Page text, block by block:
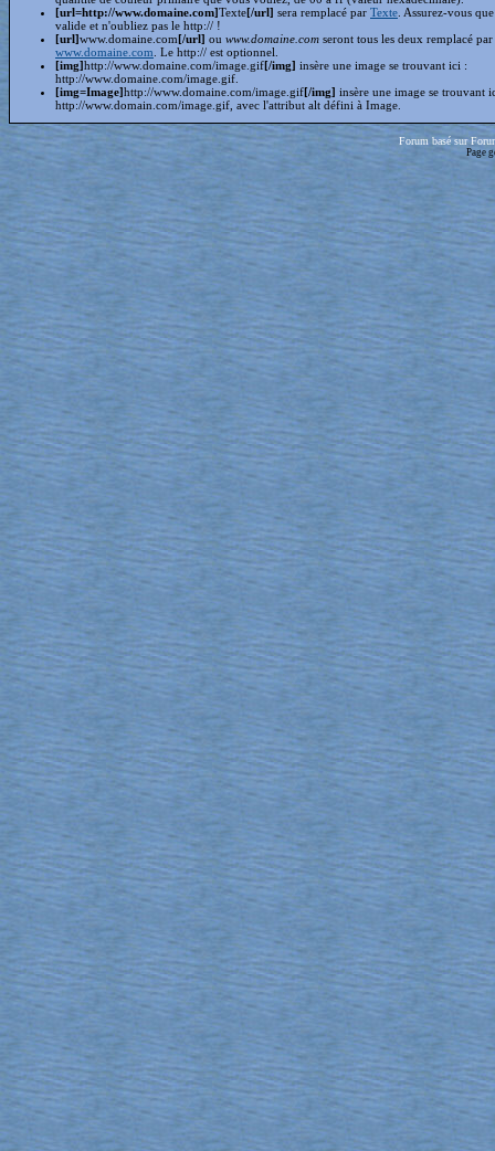
[url=http://www.domaine.com]Texte[/url] sera remplacé par Texte . Assurez-vous
valide et n'oubliez pas le http:// !
[url]www.domaine.com[/url] ou www.domaine.com seront tous les deux remplacé par
www.domaine.com . Le http:// est optionnel.
[img]http://www.domaine.com/image.gif[/img] insère une image se trouvant ici :
http://www.domaine.com/image.gif.
[img=Image]http://www.domaine.com/image.gif[/img] insère une image se trouvant
http://www.domain.com/image.gif, avec l'attribut alt défini à Image.
Forum basé sur
Page